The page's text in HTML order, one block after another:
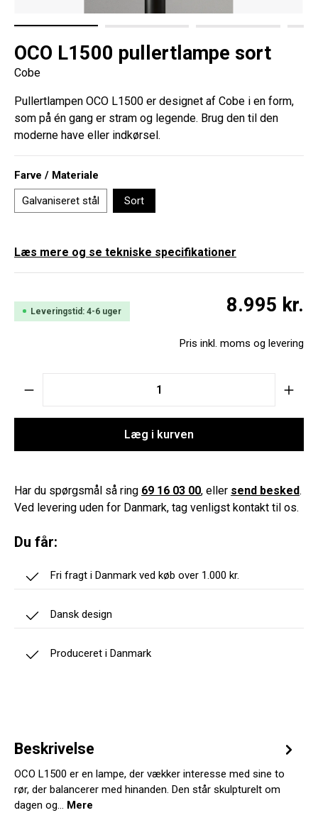
OCO L1500 pullertlampe sort
Cobe
Pullertlampen OCO L1500 er designet af Cobe i en form,
som på én gang er stram og legende. Brug den til den
moderne have eller indkørsel.
8.995 kr.
Pris inkl. moms og levering
Leveringstid: 4-6 uger
Vælg
Farve / Materiale
Galvaniseret stål
Sort
Læs mere og se tekniske specifikationer
Product Quantity: Enter the desired
Læg i kurven
Har du spørgsmål så ring 69 16 03 00, eller send besked.
Ved levering uden for Danmark, tag venligst kontakt til os.
Du får:
Fri fragt i Danmark ved køb over 1.000 kr.
Dansk design
Produceret i Danmark
Beskrivelse
OCO L1500 er en lampe, der vækker interesse med sine to
rør, der balancerer med hinanden. Den står skulpturelt om
dagen og… Mere